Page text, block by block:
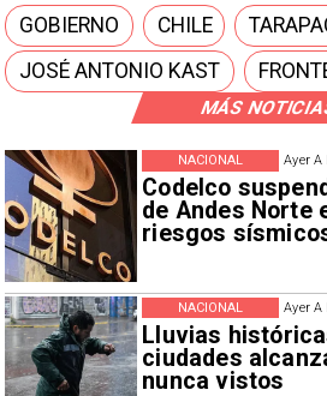
MÁS
Ayer A
Codelco
de Andes Norte
riesgos
NACIONAL
Ayer A
Lluvias
ciudades
nunca vistos
NACIONAL
GOBIERNO CHILE
JOSÉ ANTONIO KAST